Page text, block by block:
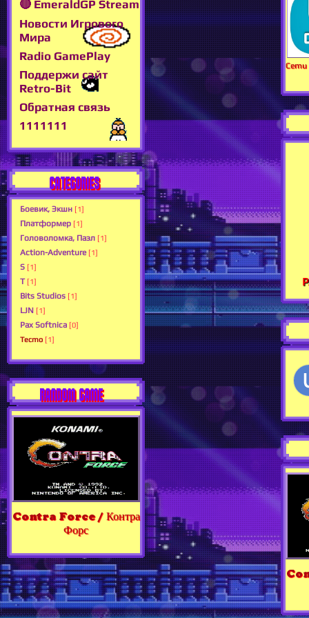
🔴 EmeraldGP Stream
Новости Игрового
Мира
Radio GamePlay
Поддержи сайт
Retro-Bit
Обратная связь
1111111
CATEGORIES
Боевик, Экшн [1]
Платформер [1]
Головоломка, Пазл [1]
Action-Adventure [1]
S [1]
T [1]
Bits Studios [1]
LJN [1]
Pax Softnica [0]
Tecmo [1]
RANDOM GAME
Contra Force / Контра
Форс